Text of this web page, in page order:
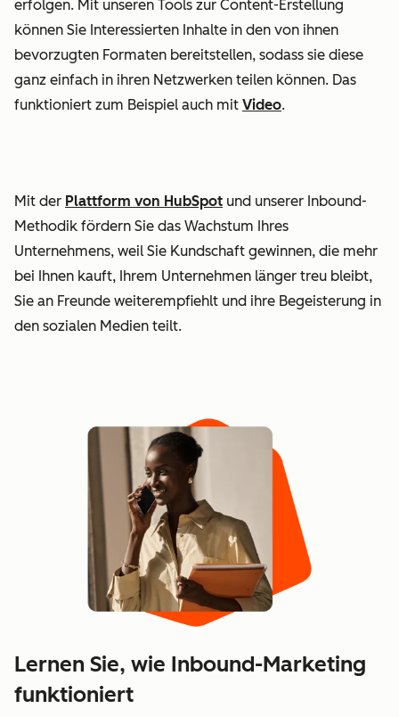
erfolgen. Mit unseren Tools zur Content-Erstellung
können Sie Interessierten Inhalte in den von ihnen
bevorzugten Formaten bereitstellen, sodass sie diese
ganz einfach in ihren Netzwerken teilen können. Das
funktioniert zum Beispiel auch mit Video.
Mit der Plattform von HubSpot und unserer Inbound-
Methodik fördern Sie das Wachstum Ihres
Unternehmens, weil Sie Kundschaft gewinnen, die mehr
bei Ihnen kauft, Ihrem Unternehmen länger treu bleibt,
Sie an Freunde weiterempfiehlt und ihre Begeisterung in
den sozialen Medien teilt.
Lernen Sie, wie Inbound-Marketing
funktioniert